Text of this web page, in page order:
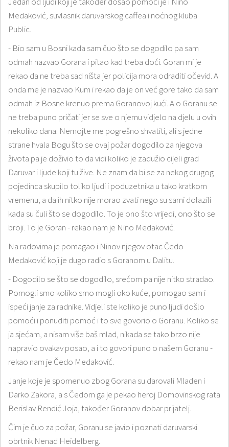
Medaković, suvlasnik daruvarskog caffea i noćnog kluba
Public.
- Bio sam u Bosni kada sam čuo što se dogodilo pa sam
odmah nazvao Gorana i pitao kad treba doći. Goran mi je
rekao da ne treba sad ništa jer policija mora odraditi očevid. A
onda me je nazvao Kum i rekao da je on već gore tako da sam
odmah iz Bosne krenuo prema Goranovoj kući. A o Goranu se
ne treba puno pričati jer se sve o njemu vidjelo na djelu u ovih
nekoliko dana. Nemojte me pogrešno shvatiti, ali s jedne
strane hvala Bogu što se ovaj požar dogodilo za njegova
života pa je doživio to da vidi koliko je zadužio cijeli grad
Daruvar i ljude koji tu žive. Ne znam da bi se za nekog drugog
pojedinca skupilo toliko ljudi i poduzetnika u tako kratkom
vremenu, a da ih nitko nije morao zvati nego su sami dolazili
kada su čuli što se dogodilo. To je ono što vrijedi, ono što se
broji. To je Goran - rekao nam je Nino Medaković.
Na radovima je pomagao i Ninov njegov otac Čedo
Medaković koji je dugo radio s Goranom u Dalitu.
- Dogodilo se što se dogodilo, srećom pa nije nitko stradao.
Pomogli smo koliko smo mogli oko kuće, pomogao sam i
ispeći janje za radnike. Vidjeli ste koliko je puno ljudi došlo
pomoći i ponuditi pomoć i to sve govorio o Goranu. Koliko se
ja sjećam, a nisam više baš mlad, nikada se tako brzo nije
napravio ovakav posao, a i to govori puno o našem Goranu -
rekao nam je Čedo Medaković.
Janje koje je spomenuo zbog Gorana su darovali Mladen i
Darko Zakora, a s Čedom ga je pekao heroj Domovinskog rata
Berislav Rendić Joja, također Goranov dobar prijatelj.
Čim je čuo za požar, Goranu se javio i poznati daruvarski
obrtnik Nenad Heidelberg.